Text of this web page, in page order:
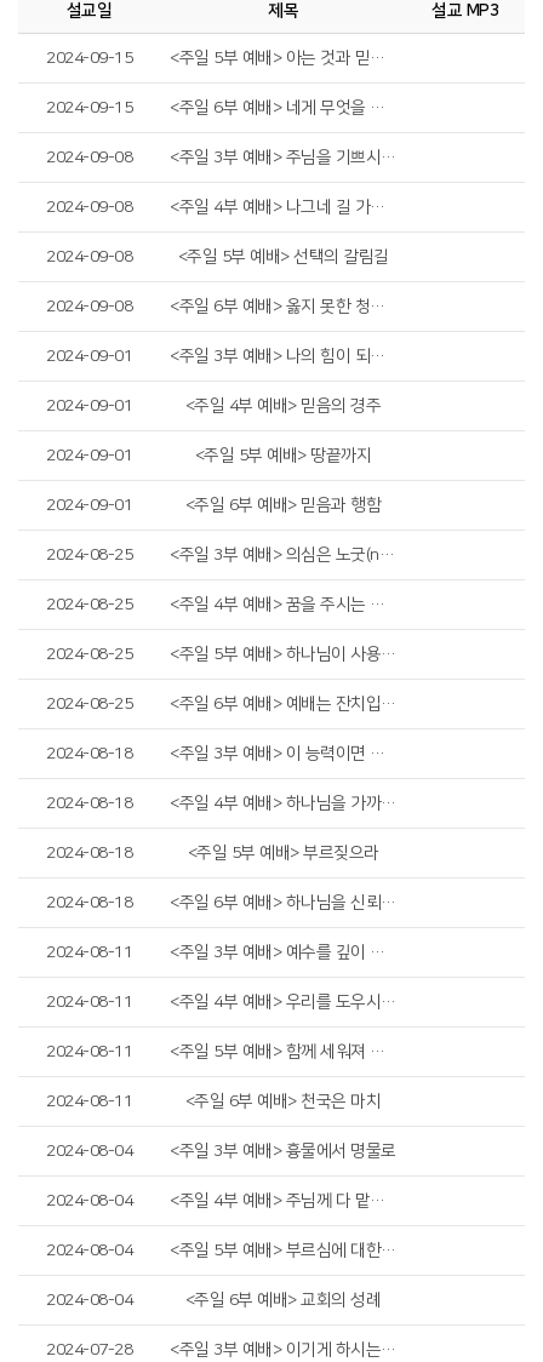
설교일 제목 설교 MP3
2024-09-15 <주일 5부 예배> 아는 것과 믿는 것
2024-09-15 <주일 6부 예배> 네게 무엇을 하여 주기를 원하느냐
2024-09-08 <주일 3부 예배> 주님을 기쁘시게 하는 자
2024-09-08 <주일 4부 예배> 나그네 길 가는 인생
2024-09-08 <주일 5부 예배> 선택의 갈림길
2024-09-08 <주일 6부 예배> 옳지 못한 청지기의 비유
2024-09-01 <주일 3부 예배> 나의 힘이 되는 것
2024-09-01 <주일 4부 예배> 믿음의 경주
2024-09-01 <주일 5부 예배> 땅끝까지
2024-09-01 <주일 6부 예배> 믿음과 행함
2024-08-25 <주일 3부 예배> 의심은 노굿(no good)입니다
2024-08-25 <주일 4부 예배> 꿈을 주시는 하나님
2024-08-25 <주일 5부 예배> 하나님이 사용하시는 그릇
2024-08-25 <주일 6부 예배> 예배는 잔치입니다
2024-08-18 <주일 3부 예배> 이 능력이면 충분합니다
2024-08-18 <주일 4부 예배> 하나님을 가까이하라
2024-08-18 <주일 5부 예배> 부르짖으라
2024-08-18 <주일 6부 예배> 하나님을 신뢰하는 미음
2024-08-11 <주일 3부 예배> 예수를 깊이 생각하라
2024-08-11 <주일 4부 예배> 우리를 도우시는 예수님
2024-08-11 <주일 5부 예배> 함께 세워져 가는 교회
2024-08-11 <주일 6부 예배> 천국은 마치
2024-08-04 <주일 3부 예배> 흉물에서 명물로
2024-08-04 <주일 4부 예배> 주님께 다 맡기라
2024-08-04 <주일 5부 예배> 부르심에 대한 우리의 태도
2024-08-04 <주일 6부 예배> 교회의 성례
2024-07-28 <주일 3부 예배> 이기게 하시는 하나님